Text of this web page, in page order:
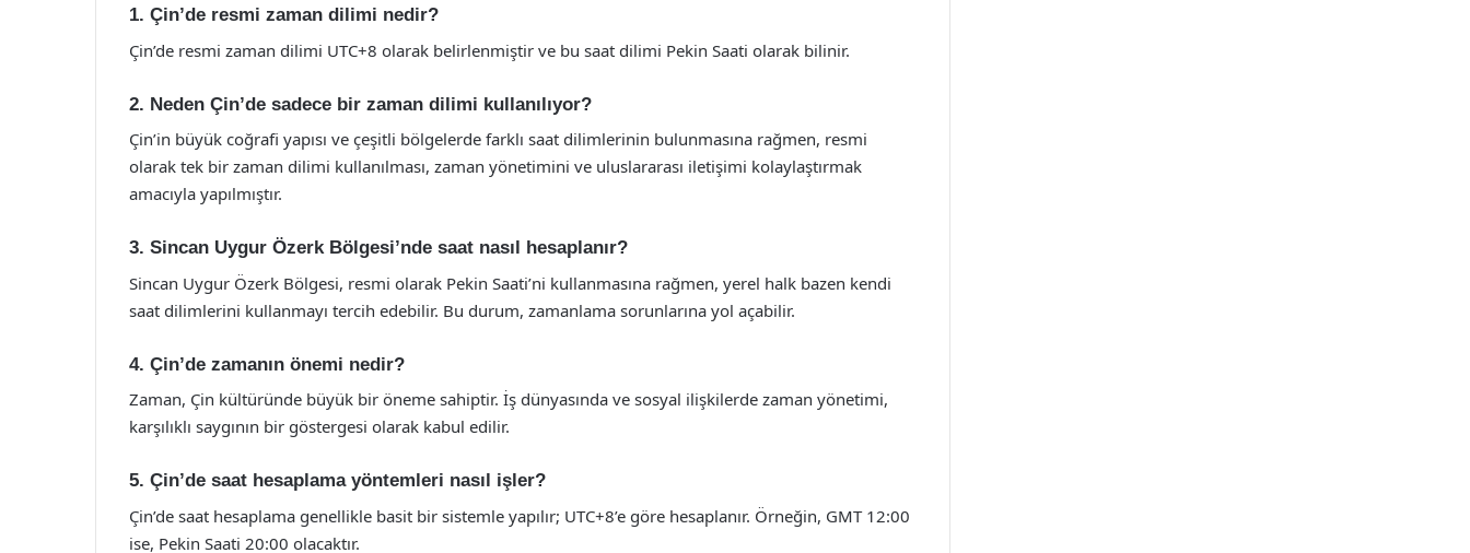
1. Çin’de resmi zaman dilimi nedir?
Çin’de resmi zaman dilimi UTC+8 olarak belirlenmiştir ve bu saat dilimi Pekin Saati olarak bilinir.
2. Neden Çin’de sadece bir zaman dilimi kullanılıyor?
Çin’in büyük coğrafi yapısı ve çeşitli bölgelerde farklı saat dilimlerinin bulunmasına rağmen, resmi
olarak tek bir zaman dilimi kullanılması, zaman yönetimini ve uluslararası iletişimi kolaylaştırmak
amacıyla yapılmıştır.
3. Sincan Uygur Özerk Bölgesi’nde saat nasıl hesaplanır?
Sincan Uygur Özerk Bölgesi, resmi olarak Pekin Saati’ni kullanmasına rağmen, yerel halk bazen kendi
saat dilimlerini kullanmayı tercih edebilir. Bu durum, zamanlama sorunlarına yol açabilir.
4. Çin’de zamanın önemi nedir?
Zaman, Çin kültüründe büyük bir öneme sahiptir. İş dünyasında ve sosyal ilişkilerde zaman yönetimi,
karşılıklı saygının bir göstergesi olarak kabul edilir.
5. Çin’de saat hesaplama yöntemleri nasıl işler?
Çin’de saat hesaplama genellikle basit bir sistemle yapılır; UTC+8’e göre hesaplanır. Örneğin, GMT 12:00
ise, Pekin Saati 20:00 olacaktır.